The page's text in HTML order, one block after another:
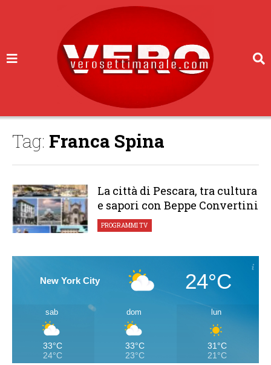
Tag: Franca Spina
La città di Pescara, tra cultura
e sapori con Beppe Convertini
PROGRAMMI TV
New York City 24°C
sab
33°C
24°C
dom
33°C
23°C
lun
31°C
21°C